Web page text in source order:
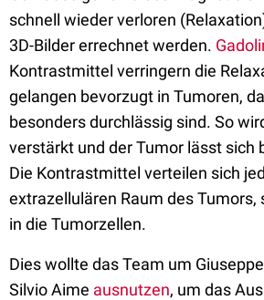
schnell wieder verloren
3D-Bilder errechnet werden.
Kontrastmittel verringern die
gelangen bevorzugt in Tumoren,
besonders durchlässig sind. So
verstärkt und der Tumor lässt sich
Die Kontrastmittel verteilen sich
extrazellulären Raum des Tumors,
in die Tumorzellen.
Dies wollte das Team um
Silvio Aime ausnutzen, um das